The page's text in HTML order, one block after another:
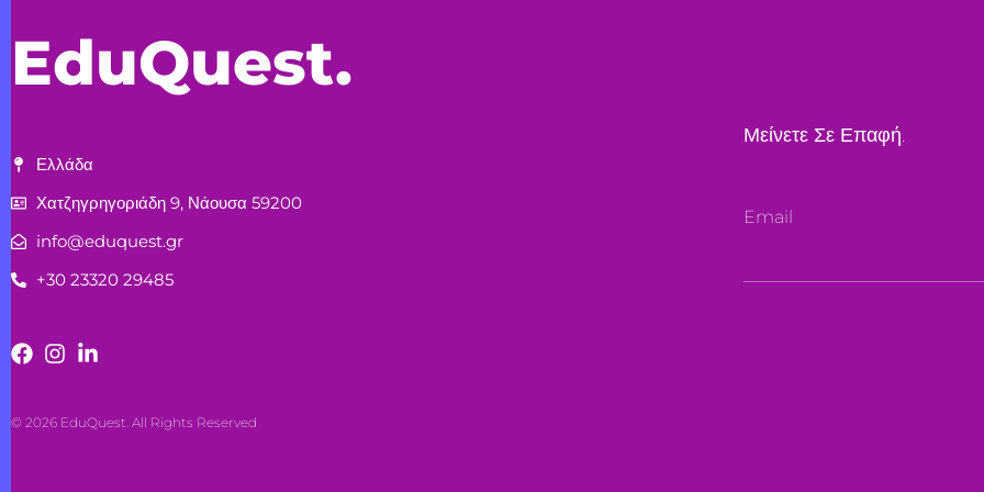
EduQuest.
Ελλάδα
Χατζηγρηγοριάδη 9, Νάουσα 59200
info@eduquest.gr
+30 23320 29485
© 2026 EduQuest. All Rights Reserved
Μείνετε Σε Επαφή.
Email